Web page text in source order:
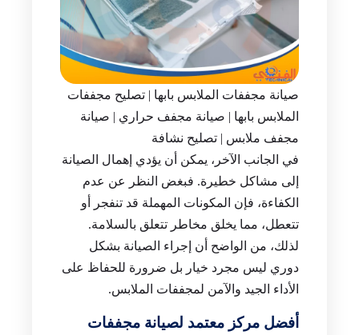
صيانة مجففات الملابس بابها | تصليح مجففات
الملابس بابها | صيانة مجفف حراري | صيانة
مجفف ملابس | تصليح نشافة
في الجانب الآخر، يمكن أن يؤدي إهمال الصيانة
إلى مشاكل خطيرة. فبغض النظر عن عدم
الكفاءة، فإن المكونات المهملة قد تنفجر أو
تتعطل، مما يخلق مخاطر تتعلق بالسلامة.
لذلك، من الواضح أن إجراء الصيانة بشكل
دوري ليس مجرد خيار بل ضرورة للحفاظ على
الأداء الجيد والآمن لمجففات الملابس.
أفضل مركز معتمد لصيانة مجففات